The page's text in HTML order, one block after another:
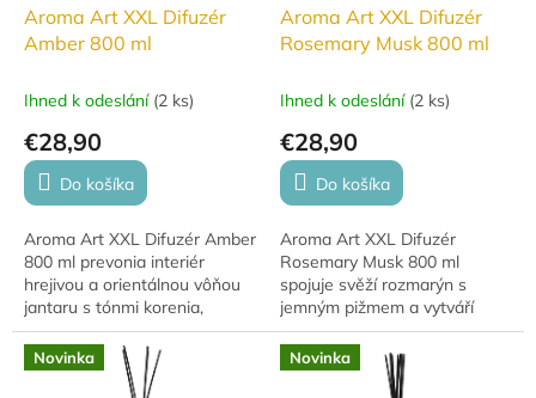
d
u
Aroma Art XXL Difuzér
Amber 800 ml
Ihned k odeslání (2 ks)
€28,90
Do košíka
Aroma Art XXL Difuzér Amber
800 ml prevonia interiér
hrejivou a orientálnou vôňou
jantaru s tónmi korenia,
sladkého drievka a medu.
Elegantný štvorhranný flakón
s dreveným...
Aroma Art XXL Difuzér
Rosemary Musk 800 ml
Ihned k odeslání (2 ks)
€28,90
Do košíka
Aroma Art XXL Difuzér
Rosemary Musk 800 ml
spojuje svěží rozmarýn s
jemným pižmem a vytváří
moderní bytovou vůni pro
každou místnost. Elegantní
difuzér z růžového skla je...
Novinka Novinka